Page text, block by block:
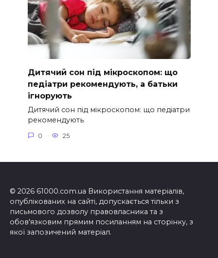
Дитячий сон під мікроскопом: що
педіатри рекомендують, а батьки
ігнорують
Дитячий сон під мікроскопом: що педіатри
рекомендують
0 25
© 2026 61000.com.ua Використання матеріалів,
опублікованих на сайті, допускається тільки з
письмового дозволу правовласника та з
обов'язковим прямим посиланням на сторінку, з
якої запозичений матеріал.